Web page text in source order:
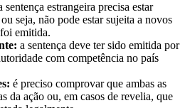
sentença estrangeira precisa estar
seja, não pode estar sujeita a novos
emitida.
a sentença deve ter sido emitida por
com competência no país
é preciso comprovar que ambas as
da ação ou, em casos de revelia, que